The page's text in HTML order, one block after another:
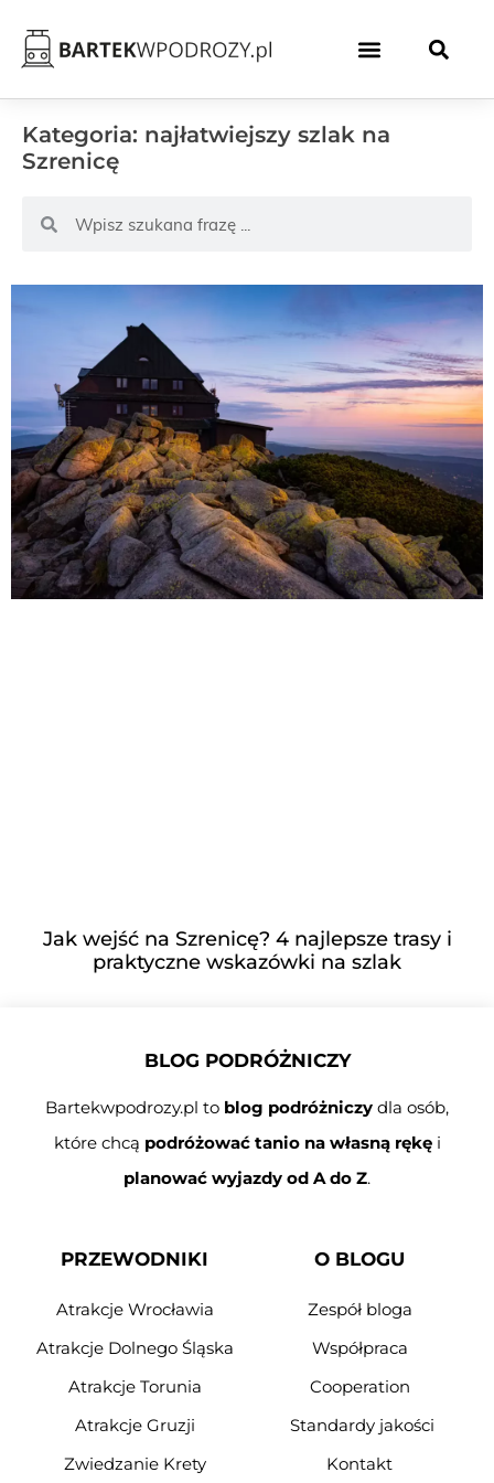
Kategoria: najłatwiejszy szlak na
Szrenicę
Jak wejść na Szrenicę? 4 najlepsze trasy i
praktyczne wskazówki na szlak
BLOG PODRÓŻNICZY
Bartekwpodrozy.pl to blog podróżniczy dla osób,
które chcą podróżować tanio na własną rękęi
planować wyjazdy od A do Z.
PRZEWODNIKI
Atrakcje Wrocławia
Atrakcje Dolnego Śląska
Atrakcje Torunia
Atrakcje Gruzji
Zwiedzanie Krety
O BLOGU
Zespół bloga
Współpraca
Cooperation
Standardy jakości
Kontakt